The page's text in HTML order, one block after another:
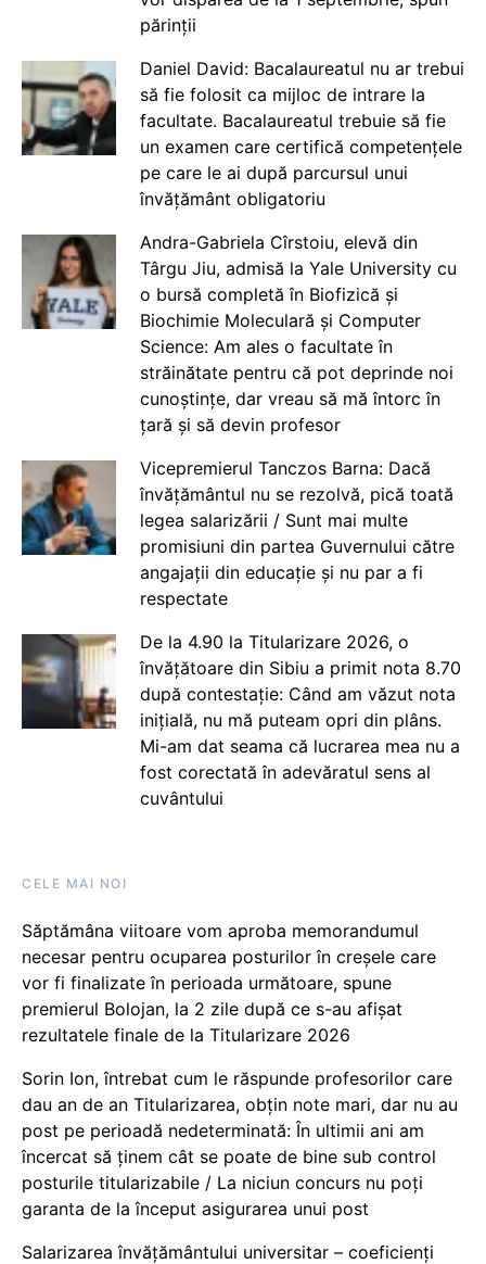
părinții
Daniel David: Bacalaureatul nu ar trebui
să fie folosit ca mijloc de intrare la
facultate. Bacalaureatul trebuie să fie
un examen care certifică competențele
pe care le ai după parcursul unui
învățământ obligatoriu
Andra-Gabriela Cîrstoiu, elevă din
Târgu Jiu, admisă la Yale University cu
o bursă completă în Biofizică și
Biochimie Moleculară și Computer
Science: Am ales o facultate în
străinătate pentru că pot deprinde noi
cunoștințe, dar vreau să mă întorc în
țară și să devin profesor
Vicepremierul Tanczos Barna: Dacă
învățământul nu se rezolvă, pică toată
legea salarizării / Sunt mai multe
promisiuni din partea Guvernului către
angajații din educație și nu par a fi
respectate
De la 4.90 la Titularizare 2026, o
învățătoare din Sibiu a primit nota 8.70
după contestație: Când am văzut nota
inițială, nu mă puteam opri din plâns.
Mi-am dat seama că lucrarea mea nu a
fost corectată în adevăratul sens al
cuvântului
CELE MAI NOI
Săptămâna viitoare vom aproba memorandumul
necesar pentru ocuparea posturilor în creșele care
vor fi finalizate în perioada următoare, spune
premierul Bolojan, la 2 zile după ce s-au afișat
rezultatele finale de la Titularizare 2026
Sorin Ion, întrebat cum le răspunde profesorilor care
dau an de an Titularizarea, obțin note mari, dar nu au
post pe perioadă nedeterminată: În ultimii ani am
încercat să ținem cât se poate de bine sub control
posturile titularizabile / La niciun concurs nu poți
garanta de la început asigurarea unui post
Salarizarea învățământului universitar – coeficienți